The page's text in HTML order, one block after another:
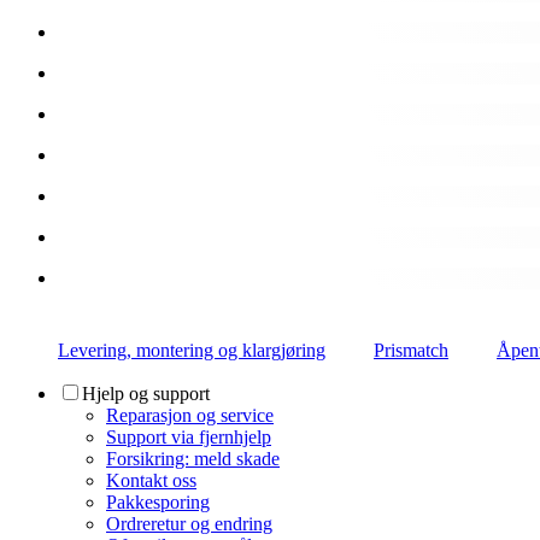
Levering, montering og klargjøring Prismatch
Hjelp og support
Reparasjon og service
Support via fjernhjelp
Forsikring: meld skade
Kontakt oss
Pakkesporing
Ordreretur og endring